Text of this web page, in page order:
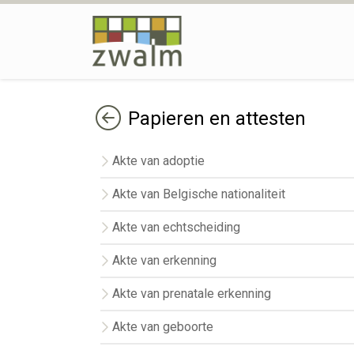
Terug Papieren en attesten
Akte van adoptie
Akte van Belgische nationaliteit
Akte van echtscheiding
Akte van erkenning
Akte van prenatale erkenning
Akte van geboorte